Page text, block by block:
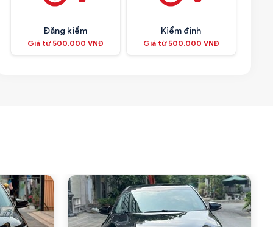
Đăng kiểm
Giá từ 500.000 VNĐ
Kiểm định
Giá từ 500.000 VNĐ